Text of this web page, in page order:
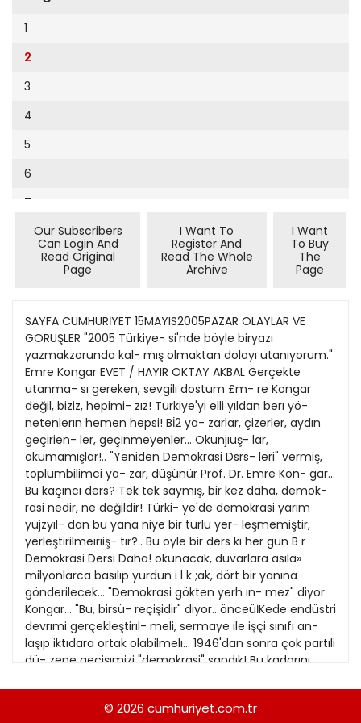
Cumhuriyet Sağlıklı Beslenme
Cumhuriyet Sokak
Cumhuriyet Spor
Cumhuriyet Strateji
Cumhuriyet Tarım
Cumhuriyet Yılbaşı
Çerçeve Eki
Dergi Eki
Ekonomi Eki
Evleniyoruz
Güney Dogu
Kitap Eki
Özel Ekler
Özel Okullar
Sevgililer Günü
Siyaset Eki
Sürdürülebilir yaşam
Turizm Eki
Yerel Yönetimler
1994
1991
1990
1989
1988
1987
1986
1985
1984
1983
1982
1981
1980
9
10
11
12
13
14
15
16
19
20
21
22
23
24
25
26
27
28
29
30
31
1
2
3
4
5
6
7
11
13
14
15
16
17
18
19
20
Our Subscribers
Can Login And
Read Original
Page
I Want To
Register And
Read The Whole
Archive
I Want
To Buy
The
Page
SAYFA CUMHURİYET 15MAYIS2005PAZAR OLAYLAR VE
GORUŞLER "2005 Türkiye- si'nde böyle biryazı
yazmakzorunda kal- mış olmaktan dolayı utanıyorum."
Emre Kongar EVET / HAYIR OKTAY AKBAL Gerçekte
utanma- sı gereken, sevgilı dostum £m- re Kongar
değil, biziz, hepimi- zız! Turkiye'yi elli yıldan berı yö-
netenlerın hemen hepsi! Bİ2 ya- zarlar, çizerler, aydın
geçirien- ler, geçınmeyenler... Okunjıuş- lar,
okumamışlar!.. "Yeniden Demokrasi Dsrs- leri" vermiş,
toplumbilimci ya- zar, düşünür Prof. Dr. Emre Kon- gar...
Bu kaçıncı ders? Tek tek saymış, bir kez daha, demok-
rasi nedir, ne değildir! Türki- ye'de demokrasi yarım
yüjzyıl- dan bu yana niye bir türlü yer- leşmemiştir,
yerleştirilmeırıiş- tır?.. Bu öyle bir ders kı her gün B r
Demokrasi Dersi Daha! okunacak, duvarlara asıla»
milyonlarca basılıp yurdun i l k ;ak, dört bir yanına
gönderilecek... "Demokrasi gökten yerh ın- mez" diyor
Kongar... "Bu, birsü- reçişidir" diyor.. önceüİKede endüstri
devrımi gerçekleştirıl- meli, sermaye ile işçi sınıfı an-
laşıp iktıdara ortak olabilmelı... 1946'dan sonra çok partıli
dü- zene geçişımizi "demokrasi" sandık! Bu kadarını
Kongar, "Demokrasinin vaz- geçilmez ilkeleri"n\ bir bir
say- mış. öncetemel halk ve özgür- lüklerın tam
© 2026 cumhuriyet.com.tr